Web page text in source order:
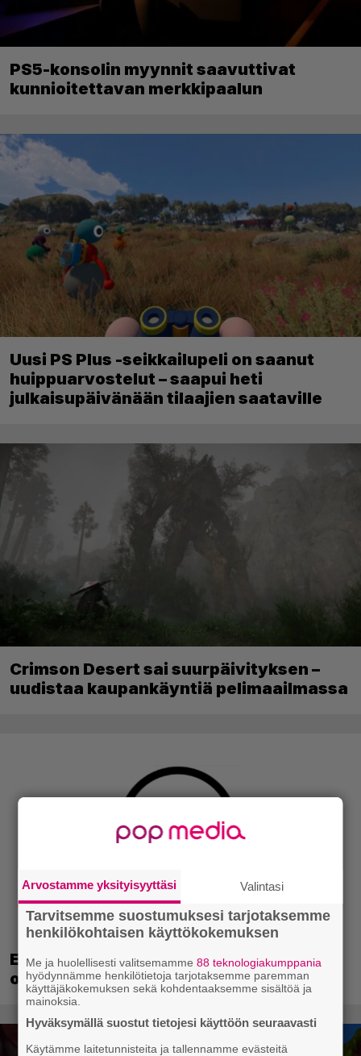
PS5-konsolin myynnit saavuttivat
kunnioitettavan merkkipaalun
Uusi PS Plus -seikkailupeli on saanut
huippuarvostelut – saapui heti
julkaisupäivänään tilaajien saataville
Crimson Desert sai suurpäivityksen –
uudistaa kaupankäyntiä pelimaailmassa
EA myytiin Saudi-Arabiaan – yhtiöltä
odotetaan massairtisanomisia
Arvostamme yksityisyyttäsi Valintasi
Tarvitsemme suostumuksesi tarjotaksemme
henkilökohtaisen käyttökokemuksen
Me ja huolellisesti valitsemamme88 teknologiakumppania
hyödynnämme henkilötietoja tarjotaksemme paremman
käyttäjäkokemuksen sekä kohdentaaksemme sisältöä ja
mainoksia.
Hyväksymällä suostut tietojesi käyttöön seuraavasti
Käytämme laitetunnisteita ja tallennamme evästeitä